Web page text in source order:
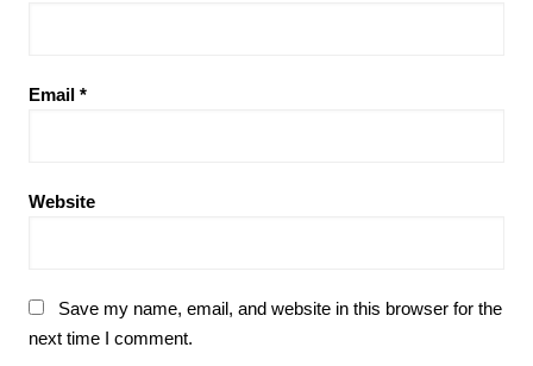
Email *
Website
Save my name, email, and website in this browser for the
next time I comment.